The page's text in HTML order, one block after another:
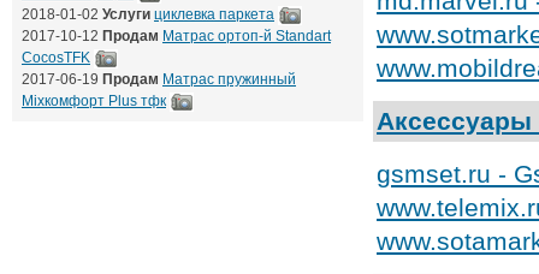
gsmset.ru -
2018-01-02 Услуги циклевка паркета
2017-10-12 Продам Матрас ортоп-й Standart
CocosTFK
2017-06-19 Продам Матрас пружинный
Mixкомфорт Plus тфк